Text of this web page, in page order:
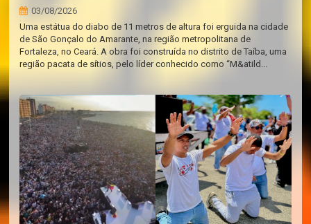
03/08/2026
Uma estátua do diabo de 11 metros de altura foi erguida na cidade
de São Gonçalo do Amarante, na região metropolitana de
Fortaleza, no Ceará. A obra foi construída no distrito de Taíba, uma
região pacata de sítios, pelo líder conhecido como “M&atild...